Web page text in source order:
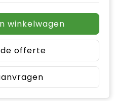
winkelwagen
offerte